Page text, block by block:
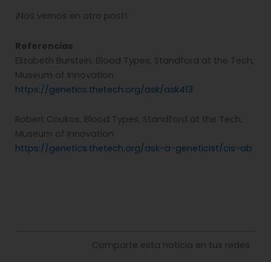
¡Nos vemos en otro post!
Referencias
Elizabeth Burstein. Blood Types, Standford at the Tech,
Museum of Innovation
https://genetics.thetech.org/ask/ask413
Robert Coukos. Blood Types, Standford at the Tech,
Museum of Innovation
https://genetics.thetech.org/ask-a-geneticist/cis-ab
Comparte esta noticia en tus redes